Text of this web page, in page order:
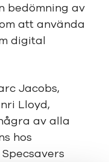
bedömning av
att använda
digital
Jacobs,
Lloyd,
av alla
hos